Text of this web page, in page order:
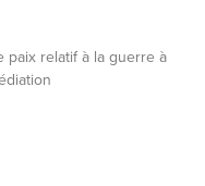
relatif à la guerre à